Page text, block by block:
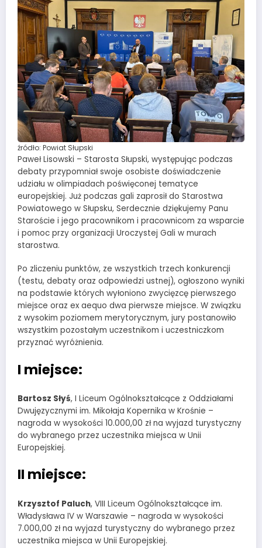
źródło: Powiat Słupski
Paweł Lisowski – Starosta Słupski, występując podczas
debaty przypomniał swoje osobiste doświadczenie
udziału w olimpiadach poświęconej tematyce
europejskiej. Już podczas gali zaprosił do Starostwa
Powiatowego w Słupsku, Serdecznie dziękujemy Panu
Staroście i jego pracownikom i pracownicom za wsparcie
i pomoc przy organizacji Uroczystej Gali w murach
starostwa.
Po zliczeniu punktów, ze wszystkich trzech konkurencji
(testu, debaty oraz odpowiedzi ustnej), ogłoszono wyniki
na podstawie których wyłoniono zwycięzcę pierwszego
miejsce oraz ex aequo dwa pierwsze miejsce. W związku
z wysokim poziomem merytorycznym, jury postanowiło
wszystkim pozostałym uczestnikom i uczestniczkom
przyznać wyróżnienia.
I miejsce:
Bartosz Słyś, I Liceum Ogólnokształcące z Oddziałami
Dwujęzycznymi im. Mikołaja Kopernika w Krośnie –
nagroda w wysokości 10.000,00 zł na wyjazd turystyczny
do wybranego przez uczestnika miejsca w Unii
Europejskiej.
II miejsce:
Krzysztof Paluch, VIII Liceum Ogólnokształcące im.
Władysława IV w Warszawie – nagroda w wysokości
7.000,00 zł na wyjazd turystyczny do wybranego przez
uczestnika miejsca w Unii Europejskiej.